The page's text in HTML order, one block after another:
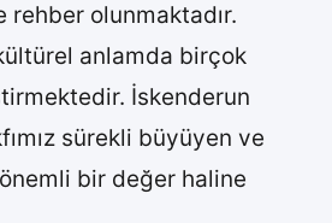
rehber olunmaktadır.
anlamda birçok
İskenderun
sürekli büyüyen ve
bir değer haline